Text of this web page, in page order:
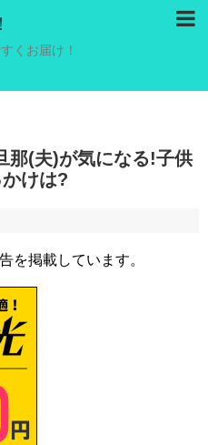
くお届け！
那(夫)が気になる!子供
けは?
を掲載しています。